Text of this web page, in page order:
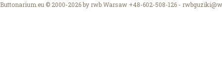
Buttonarium.eu © 2000-2026 by rwb Warsaw +48-602-508-126 -